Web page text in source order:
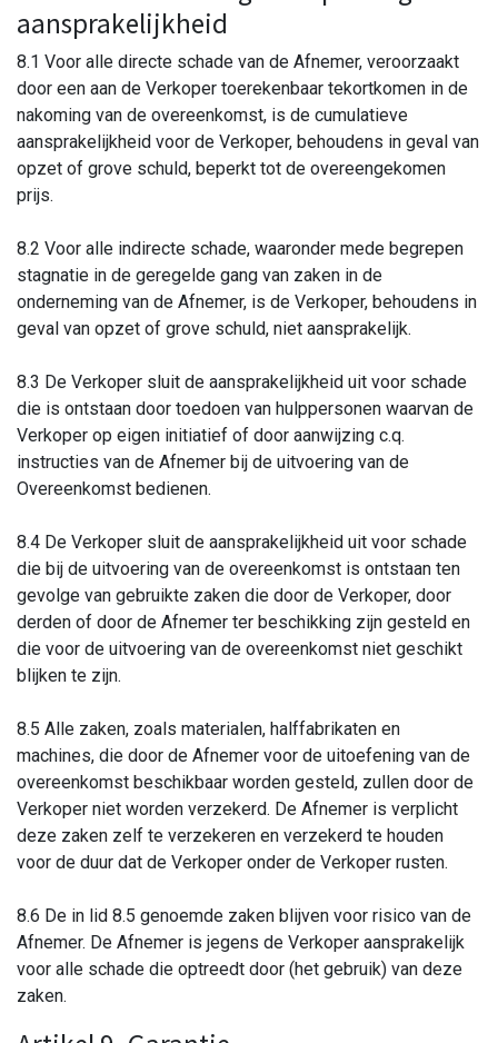
aansprakelijkheid
8.1 Voor alle directe schade van de Afnemer, veroorzaakt
door een aan de Verkoper toerekenbaar tekortkomen in de
nakoming van de overeenkomst, is de cumulatieve
aansprakelijkheid voor de Verkoper, behoudens in geval van
opzet of grove schuld, beperkt tot de overeengekomen
prijs.
8.2 Voor alle indirecte schade, waaronder mede begrepen
stagnatie in de geregelde gang van zaken in de
onderneming van de Afnemer, is de Verkoper, behoudens in
geval van opzet of grove schuld, niet aansprakelijk.
8.3 De Verkoper sluit de aansprakelijkheid uit voor schade
die is ontstaan door toedoen van hulppersonen waarvan de
Verkoper op eigen initiatief of door aanwijzing c.q.
instructies van de Afnemer bij de uitvoering van de
Overeenkomst bedienen.
8.4 De Verkoper sluit de aansprakelijkheid uit voor schade
die bij de uitvoering van de overeenkomst is ontstaan ten
gevolge van gebruikte zaken die door de Verkoper, door
derden of door de Afnemer ter beschikking zijn gesteld en
die voor de uitvoering van de overeenkomst niet geschikt
blijken te zijn.
8.5 Alle zaken, zoals materialen, halffabrikaten en
machines, die door de Afnemer voor de uitoefening van de
overeenkomst beschikbaar worden gesteld, zullen door de
Verkoper niet worden verzekerd. De Afnemer is verplicht
deze zaken zelf te verzekeren en verzekerd te houden
voor de duur dat de Verkoper onder de Verkoper rusten.
8.6 De in lid 8.5 genoemde zaken blijven voor risico van de
Afnemer. De Afnemer is jegens de Verkoper aansprakelijk
voor alle schade die optreedt door (het gebruik) van deze
zaken.